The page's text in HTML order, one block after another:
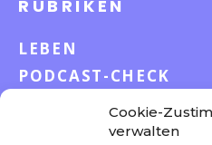
Cookie-
verwalten
RUBRIKEN
LEBEN
PODCAST-CHECK
GELD & KARRIERE